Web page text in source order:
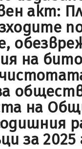
акт:
на
на
за 2025